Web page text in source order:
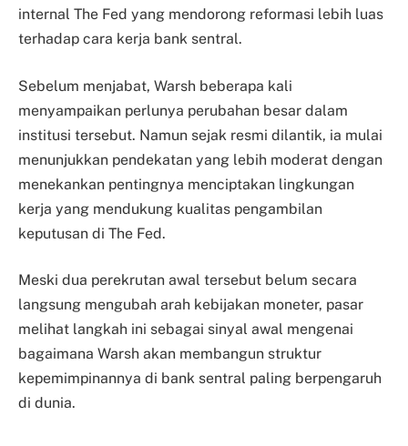
internal The Fed yang mendorong reformasi lebih luas
terhadap cara kerja bank sentral.
Sebelum menjabat, Warsh beberapa kali
menyampaikan perlunya perubahan besar dalam
institusi tersebut. Namun sejak resmi dilantik, ia mulai
menunjukkan pendekatan yang lebih moderat dengan
menekankan pentingnya menciptakan lingkungan
kerja yang mendukung kualitas pengambilan
keputusan di The Fed.
Meski dua perekrutan awal tersebut belum secara
langsung mengubah arah kebijakan moneter, pasar
melihat langkah ini sebagai sinyal awal mengenai
bagaimana Warsh akan membangun struktur
kepemimpinannya di bank sentral paling berpengaruh
di dunia.